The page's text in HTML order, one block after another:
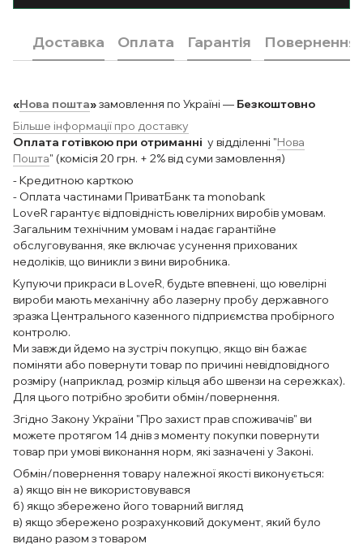
Доставка Оплата Гарантія Повернення
«Нова пошта»замовлення по Україні — Безкоштовно
Більше інформації про доставку
Оплата готівкою при отриманні у відділенні "Нова
Пошта" (комісія 20 грн. + 2% від суми замовлення)
- Кредитною карткою
- Оплата частинами ПриватБанк та monobank
LoveR гарантує відповідність ювелірних виробів умовам.
Загальним технічним умовам і надає гарантійне
обслуговування, яке включає усунення прихованих
недоліків, що виникли з вини виробника.
Купуючи прикраси в LoveR, будьте впевнені, що ювелірні
вироби мають механічну або лазерну пробу державного
зразка Центрального казенного підприємства пробірного
контролю.
Ми завжди йдемо на зустріч покупцю, якщо він бажає
поміняти або повернути товар по причині невідповідного
розміру (наприклад, розмір кільця або швензи на сережках).
Для цього потрібно зробити обмін/повернення.
Згідно Закону України "Про захист прав споживачів" ви
можете протягом 14 днів з моменту покупки повернути
товар при умові виконання норм, які зазначені у Законі.
Обмін/повернення товару належної якості виконується:
а) якщо він не використовувався
б) якщо збережено його товарний вигляд
в) якщо збережено розрахунковий документ, який було
видано разом з товаром